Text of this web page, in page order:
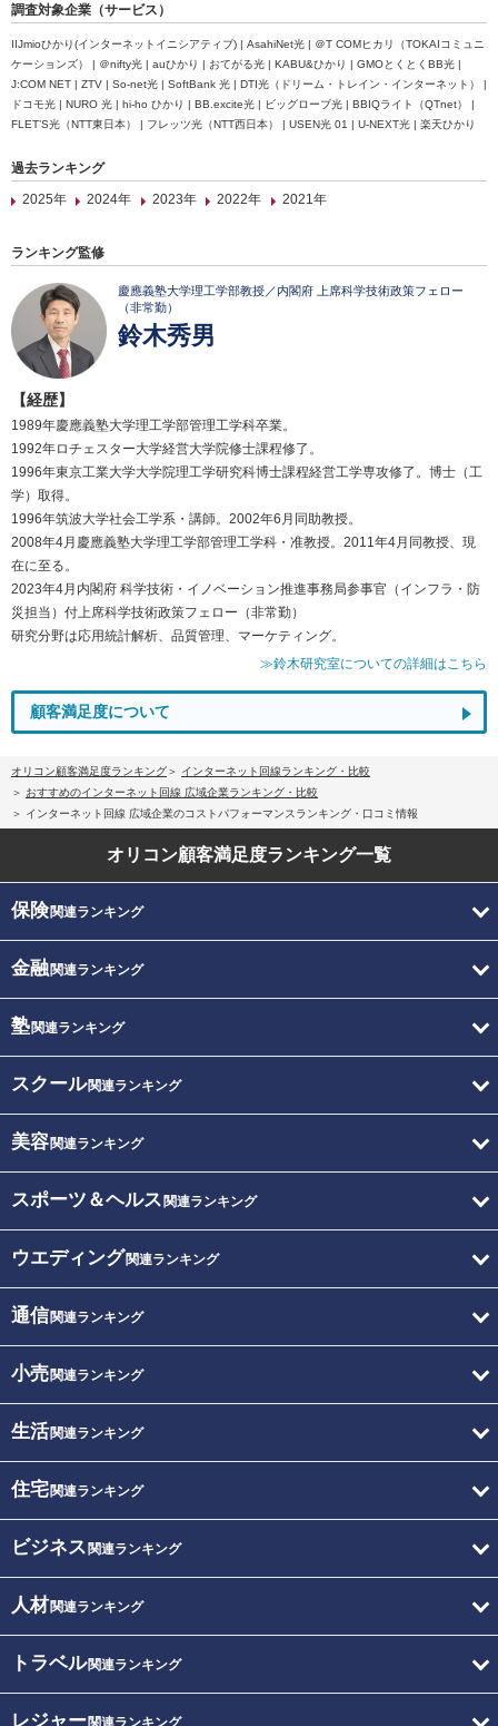
調査対象企業（サービス）
IIJmioひかり(インターネットイニシアティブ) | AsahiNet光 | ＠T COMヒカリ（TOKAIコミュニ
ケーションズ） | ＠nifty光 | auひかり | おてがる光 | KABU&ひかり | GMOとくとくBB光 |
J:COM NET | ZTV | So-net光 | SoftBank 光 | DTI光（ドリーム・トレイン・インターネット） |
ドコモ光 | NURO 光 | hi-ho ひかり | BB.excite光 | ビッグローブ光 | BBIQライト（QTnet） |
FLET’S光（NTT東日本） | フレッツ光（NTT西日本） | USEN光 01 | U-NEXT光 | 楽天ひかり
過去ランキング
2025年
2024年 2023年 2022年 2021年
ランキング監修
慶應義塾大学理工学部教授／内閣府 上席科学技術政策フェロー
（非常勤）
鈴木秀男
【経歴】
1989年慶應義塾大学理工学部管理工学科卒業。
1992年ロチェスター大学経営大学院修士課程修了。
1996年東京工業大学大学院理工学研究科博士課程経営工学専攻修了。博士（工
学）取得。
1996年筑波大学社会工学系・講師。2002年6月同助教授。
2008年4月慶應義塾大学理工学部管理工学科・准教授。2011年4月同教授、現
在に至る。
2023年4月内閣府 科学技術・イノベーション推進事務局参事官（インフラ・防
災担当）付上席科学技術政策フェロー（非常勤）
研究分野は応用統計解析、品質管理、マーケティング。
≫鈴木研究室についての詳細はこちら
顧客満足度について
オリコン顧客満足度ランキング
インターネット回線ランキング・比較
おすすめのインターネット回線 広域企業ランキング・比較
インターネット回線 広域企業のコストパフォーマンスランキング・口コミ情報
オリコン顧客満足度ランキング一覧
保険関連ランキング
金融関連ランキング
塾関連ランキング
スクール関連ランキング
美容関連ランキング
スポーツ＆ヘルス 関連ランキング
ウエディング関連ランキング
通信関連ランキング
小売関連ランキング
生活関連ランキング
住宅関連ランキング
ビジネス 関連ランキング
人材関連ランキング
トラベル関連ランキング
レジャー関連ランキング